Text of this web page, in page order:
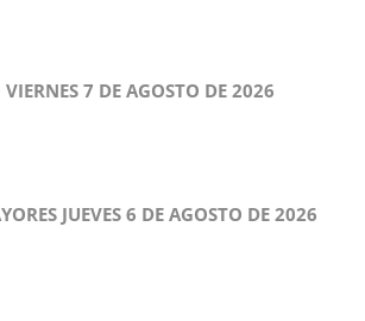
7 DE AGOSTO DE 2026
JUEVES 6 DE AGOSTO DE 2026